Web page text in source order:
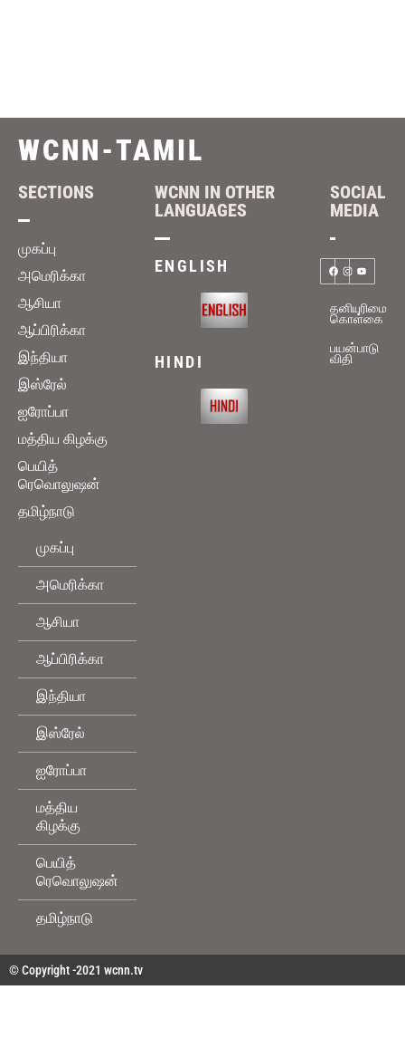
WCNN-TAMIL
SECTIONS
முகப்பு
அமெரிக்கா
ஆசியா
ஆப்பிரிக்கா
இந்தியா
இஸ்ரேல்
ஐரோப்பா
மத்திய கிழக்கு
பெயித்
ரெவொலுஷன்
தமிழ்நாடு
முகப்பு
அமெரிக்கா
ஆசியா
ஆப்பிரிக்கா
இந்தியா
இஸ்ரேல்
ஐரோப்பா
மத்திய
கிழக்கு
பெயித்
ரெவொலுஷன்
தமிழ்நாடு
WCNN IN OTHER
LANGUAGES
ENGLISH
HINDI
SOCIAL
MEDIA
தனியுரிமை
கொள்கை
பயன்பாடு
விதி
© Copyright -2021 wcnn.tv